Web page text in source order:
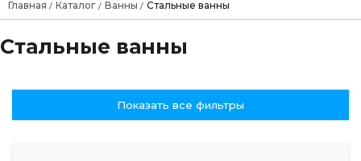
Главная / Каталог / Ванны / Стальные ванны
Стальные ванны
Показать все фильтры